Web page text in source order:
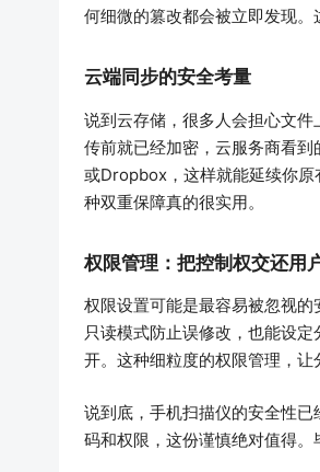
何细微的篡改都会被立即发现。
云端同步的安全考量
说到云存储，很多人会担心文
传前就已经加密，云服务商看
或Dropbox，这样就能延续你原
种双重保障真的很实用。
权限管理：把控制权交还用
权限设置可能是最容易被忽视
只读模式防止误修改，也能设
开。这种细粒度的权限管理，让
说到底，手机扫描仪的安全性
码和权限，这份谨慎绝对值得